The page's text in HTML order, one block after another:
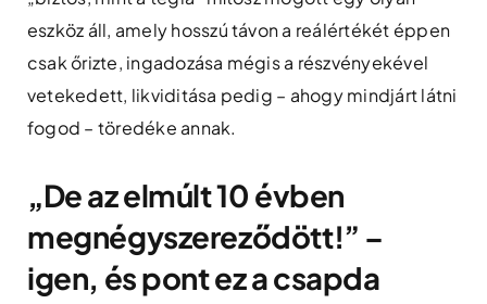
eszköz áll, amely hosszú távon a reálértékét éppen
csak őrizte, ingadozása mégis a részvényekével
vetekedett, likviditása pedig – ahogy mindjárt látni
fogod – töredéke annak.
„De az elmúlt 10 évben
megnégyszereződött!” –
igen, és pont ez a csapda